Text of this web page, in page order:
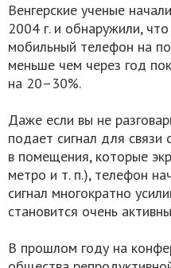
Венгерские ученые
2004 г. и обнаружили,
мобильный телефон на
меньше чем через год
на 20–30%.
Даже если вы не
подает сигнал для
в помещения, которые
метро и т. п.), телефон
сигнал многократно
становится очень
В прошлом году на